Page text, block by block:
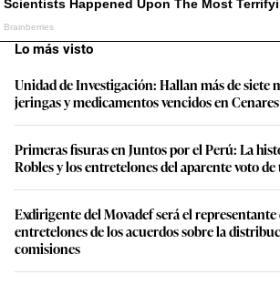
Lo más visto
Unidad de Investigación: Hallan más de siete
jeringas y medicamentos vencidos en
Primeras fisuras en Juntos por el Perú: La
Robles y los entretelones del aparente voto
Exdirigente del Movadef será el representante
entretelones de los acuerdos sobre la
comisiones